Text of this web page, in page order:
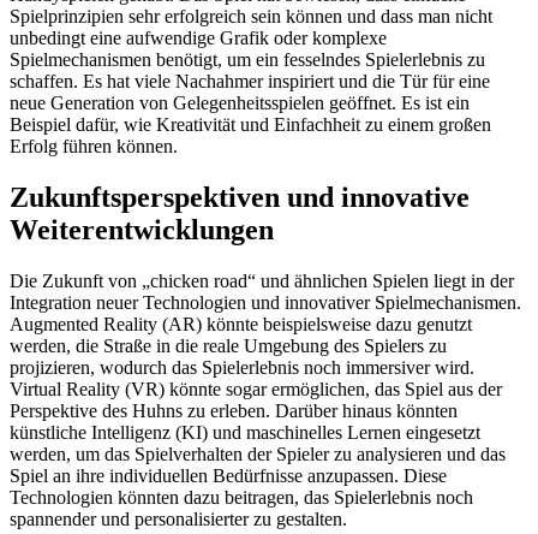
Spielprinzipien sehr erfolgreich sein können und dass man nicht
unbedingt eine aufwendige Grafik oder komplexe
Spielmechanismen benötigt, um ein fesselndes Spielerlebnis zu
schaffen. Es hat viele Nachahmer inspiriert und die Tür für eine
neue Generation von Gelegenheitsspielen geöffnet. Es ist ein
Beispiel dafür, wie Kreativität und Einfachheit zu einem großen
Erfolg führen können.
Zukunftsperspektiven und innovative
Weiterentwicklungen
Die Zukunft von „chicken road“ und ähnlichen Spielen liegt in der
Integration neuer Technologien und innovativer Spielmechanismen.
Augmented Reality (AR) könnte beispielsweise dazu genutzt
werden, die Straße in die reale Umgebung des Spielers zu
projizieren, wodurch das Spielerlebnis noch immersiver wird.
Virtual Reality (VR) könnte sogar ermöglichen, das Spiel aus der
Perspektive des Huhns zu erleben. Darüber hinaus könnten
künstliche Intelligenz (KI) und maschinelles Lernen eingesetzt
werden, um das Spielverhalten der Spieler zu analysieren und das
Spiel an ihre individuellen Bedürfnisse anzupassen. Diese
Technologien könnten dazu beitragen, das Spielerlebnis noch
spannender und personalisierter zu gestalten.